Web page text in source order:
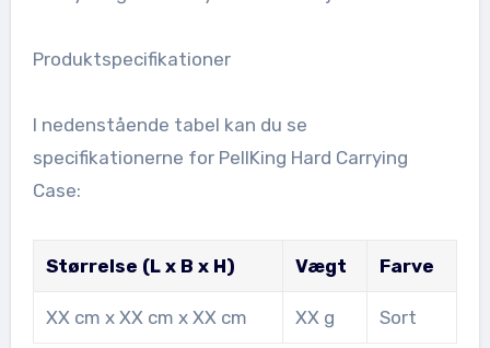
Produktspecifikationer
I nedenstående tabel kan du se
specifikationerne for PellKing Hard Carrying
Case:
Størrelse (L x B x H) Vægt Farve
XX cm x XX cm x XX cm XX g Sort